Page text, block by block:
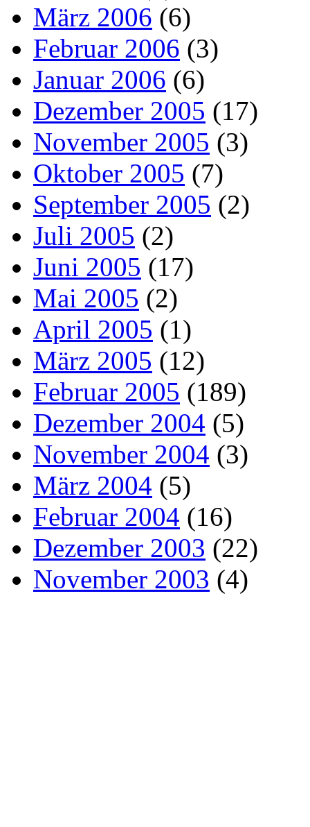
März 2006 (6)
Februar 2006 (3)
Januar 2006 (6)
Dezember 2005 (17)
November 2005 (3)
Oktober 2005 (7)
September 2005 (2)
Juli 2005 (2)
Juni 2005 (17)
Mai 2005 (2)
April 2005 (1)
März 2005 (12)
Februar 2005 (189)
Dezember 2004 (5)
November 2004 (3)
März 2004 (5)
Februar 2004 (16)
Dezember 2003 (22)
November 2003 (4)